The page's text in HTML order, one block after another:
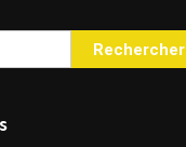
Rechercher